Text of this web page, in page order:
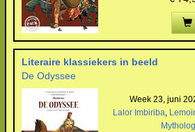
Literaire klassiekers in beeld
De Odyssee
Week 23, juni
Lalor Imbiriba,